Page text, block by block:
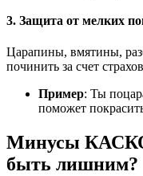
3. Защита от мелких
Царапины, вмятины,
починить за счет
Пример: Ты
поможет
Минусы
быть лишним?